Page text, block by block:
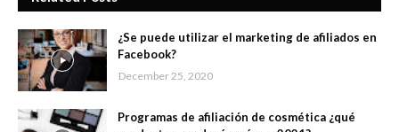
¿Se puede utilizar el marketing de afiliados en
Facebook?
December 25, 2020
Programas de afiliación de cosmética ¿qué